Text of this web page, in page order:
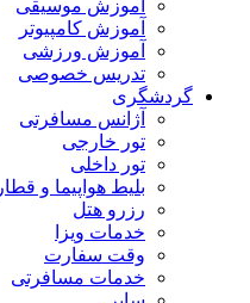
آموزش موسیقی
آموزش کامپیوتر
آموزش ورزشی
تدریس خصوصی
گردشگری
آژانس مسافرتی
تور خارجی
تور داخلی
بلیط هواپیما و قطار
رزرو هتل
خدمات ویزا
وقت سفارت
خدمات مسافرتی